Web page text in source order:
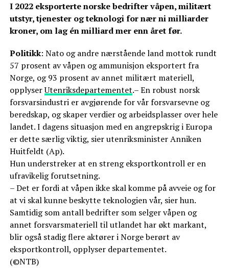
I 2022 eksporterte norske bedrifter våpen, militært
utstyr, tjenester og teknologi for nær ni milliarder
kroner, om lag én milliard mer enn året før.
Politikk: Nato og andre nærstående land mottok rundt
57 prosent av våpen og ammunisjon eksportert fra
Norge, og 93 prosent av annet militært materiell,
opplyserUtenriksdepartementet.– En robust norsk
forsvarsindustri er avgjørende for vår forsvarsevne og
beredskap, og skaper verdier og arbeidsplasser over hele
landet. I dagens situasjon med en angrepskrig i Europa
er dette særlig viktig, sier utenriksminister Anniken
Huitfeldt (Ap).
Hun understreker at en streng eksportkontroll er en
ufravikelig forutsetning.
– Det er fordi at våpen ikke skal komme på avveie og for
at vi skal kunne beskytte teknologien vår, sier hun.
Samtidig som antall bedrifter som selger våpen og
annet forsvarsmateriell til utlandet har økt markant,
blir også stadig flere aktører i Norge berørt av
eksportkontroll, opplyser departementet.
(©NTB)